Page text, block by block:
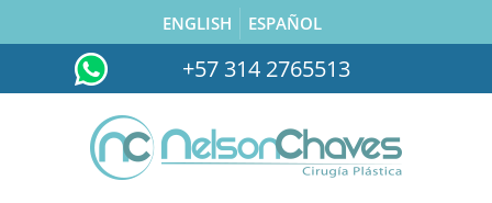
ENGLISH ESPAÑOL
+57 314 2765513